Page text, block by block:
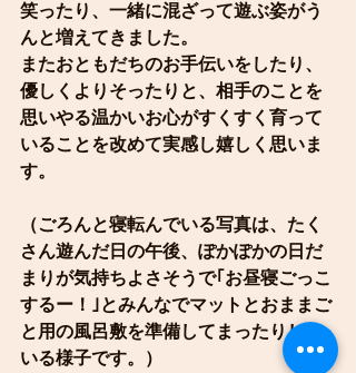
笑ったり、一緒に混ざって遊ぶ姿がう
んと増えてきました。
またおともだちのお手伝いをしたり、
優しくよりそったりと、相手のことを
思いやる温かいお心がすくすく育って
いることを改めて実感し嬉しく思いま
す。
（ごろんと寝転んでいる写真は、たく
さん遊んだ日の午後、ぽかぽかの日だ
まりが気持ちよさそうで｢お昼寝ごっこ
するー！｣とみんなでマットとおままご
と用の風呂敷を準備してまったりして
いる様子です。）